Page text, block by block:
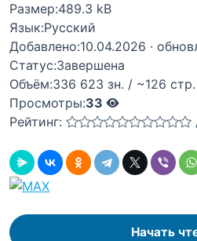
Размер:489.3 kB
Язык:Русский
Добавлено:10.04.2026 ·
Статус:Завершена
Объём:336 623 зн. / ~126 стр.
Просмотры:33
Рейтинг:
Начать